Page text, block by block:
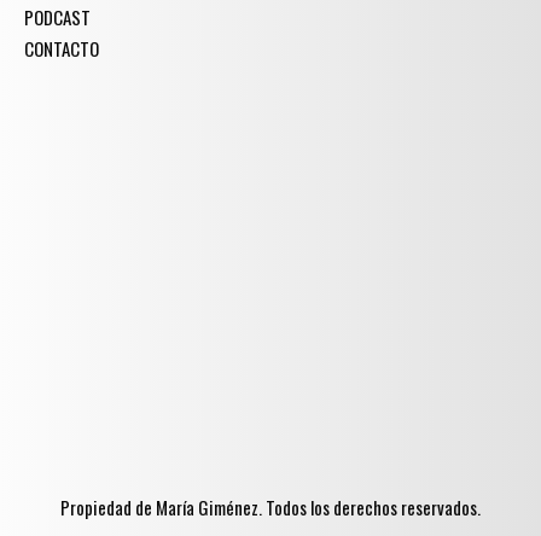
PODCAST
CONTACTO
Propiedad de María Giménez. Todos los derechos reservados.